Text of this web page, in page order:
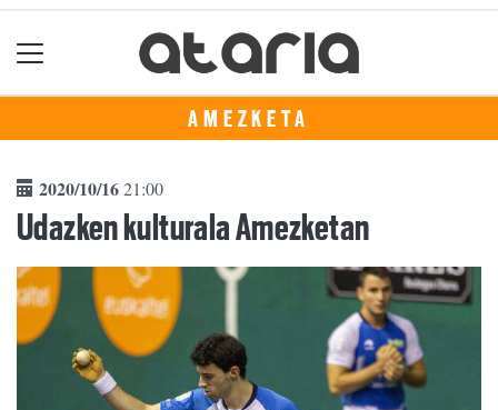
AMEZKETA
2020/10/1621:00
Udazken kulturala Amezketan